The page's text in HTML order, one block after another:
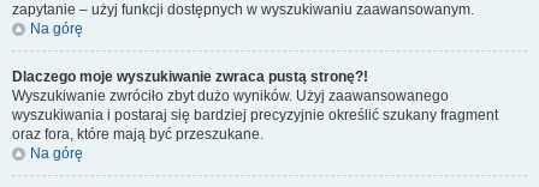
zapytanie – użyj funkcji dostępnych w wyszukiwaniu zaawansowanym.
Na górę
Dlaczego moje wyszukiwanie zwraca pustą stronę?!
Wyszukiwanie zwróciło zbyt dużo wyników. Użyj zaawansowanego
wyszukiwania i postaraj się bardziej precyzyjnie określić szukany fragment
oraz fora, które mają być przeszukane.
Na górę